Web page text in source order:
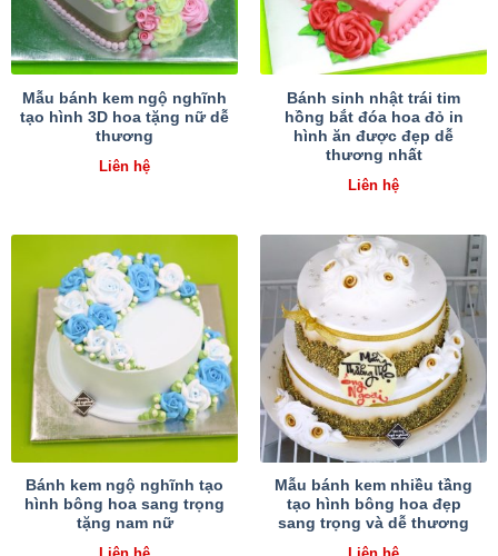
Mẫu bánh kem ngộ nghĩnh
tạo hình 3D hoa tặng nữ dễ
thương
Liên hệ
Bánh sinh nhật trái tim
hồng bắt đóa hoa đỏ in
hình ăn được đẹp dễ
thương nhất
Liên hệ
Bánh kem ngộ nghĩnh tạo
hình bông hoa sang trọng
tặng nam nữ
Mẫu bánh kem nhiều tầng
tạo hình bông hoa đẹp
sang trọng và dễ thương